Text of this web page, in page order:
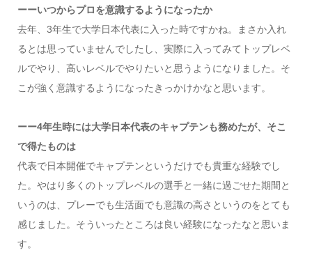
ーーいつからプロを意識するようになったか
去年、3年生で大学日本代表に入った時ですかね。まさか入れ
るとは思っていませんでしたし、実際に入ってみてトップレベ
ルでやり、高いレベルでやりたいと思うようになりました。そ
こが強く意識するようになったきっかけかなと思います。
ーー4年生時には大学日本代表のキャプテンも務めたが、そこ
で得たものは
代表で日本開催でキャプテンというだけでも貴重な経験でし
た。やはり多くのトップレベルの選手と一緒に過ごせた期間と
いうのは、プレーでも生活面でも意識の高さというのをとても
感じました。そういったところは良い経験になったなと思いま
す。